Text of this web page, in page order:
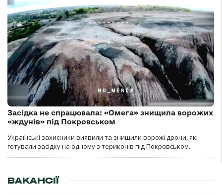
Засідка не спрацювала: «Омега» знищила ворожих
«ждунів» під Покровськом
Українські захисники виявили та знищили ворожі дрони, які
готували засідку на одному з териконів під Покровськом.
ВАКАНСІЇ